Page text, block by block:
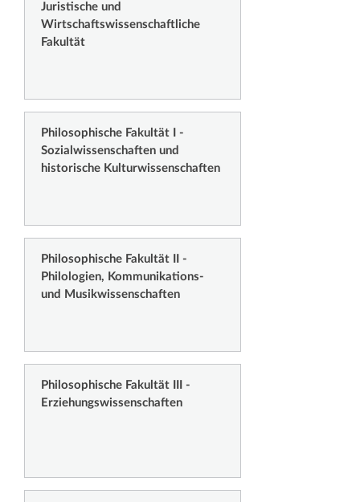
Juristische und
Wirtschaftswissenschaftliche
Fakultät
Philosophische Fakultät I -
Sozialwissenschaften und
historische Kulturwissenschaften
Philosophische Fakultät II -
Philologien, Kommunikations-
und Musikwissenschaften
Philosophische Fakultät III -
Erziehungswissenschaften